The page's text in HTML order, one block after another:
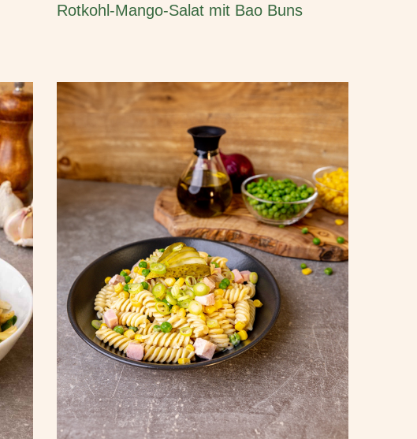
Rotkohl-Mango-Salat mit Bao Buns